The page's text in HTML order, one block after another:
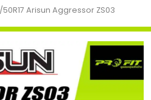
50R17 Arisun Aggressor ZS03